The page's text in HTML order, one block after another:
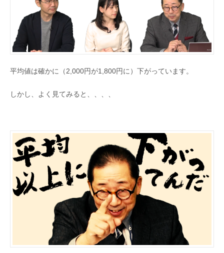
平均値は確かに（2,000円が1,800円に）下がっています。
しかし、よく見てみると、、、、